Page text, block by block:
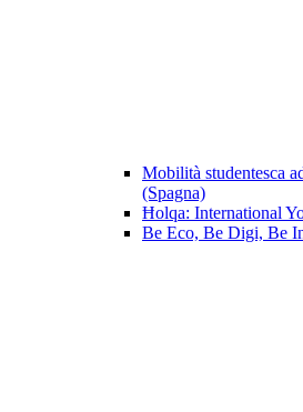
Mobilità studentesca
(Spagna)
Ħolqa: International
Be Eco, Be Digi, Be